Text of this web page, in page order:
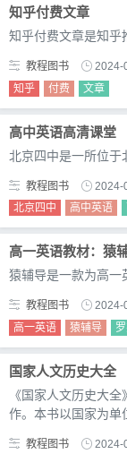
知乎付费文章
知乎付费文章是知乎
教程图书 2024-
知乎 付费 文章
高中英语高清课堂
北京四中是一所位于
教程图书 2024-
北京四中 高中英语
高一英语教材：猿
猿辅导是一款为高一
教程图书 2024-
高一英语 猿辅导
国家人文历史大全
《国家人文历史大
作。本书以国家为单
教程图书 2024-